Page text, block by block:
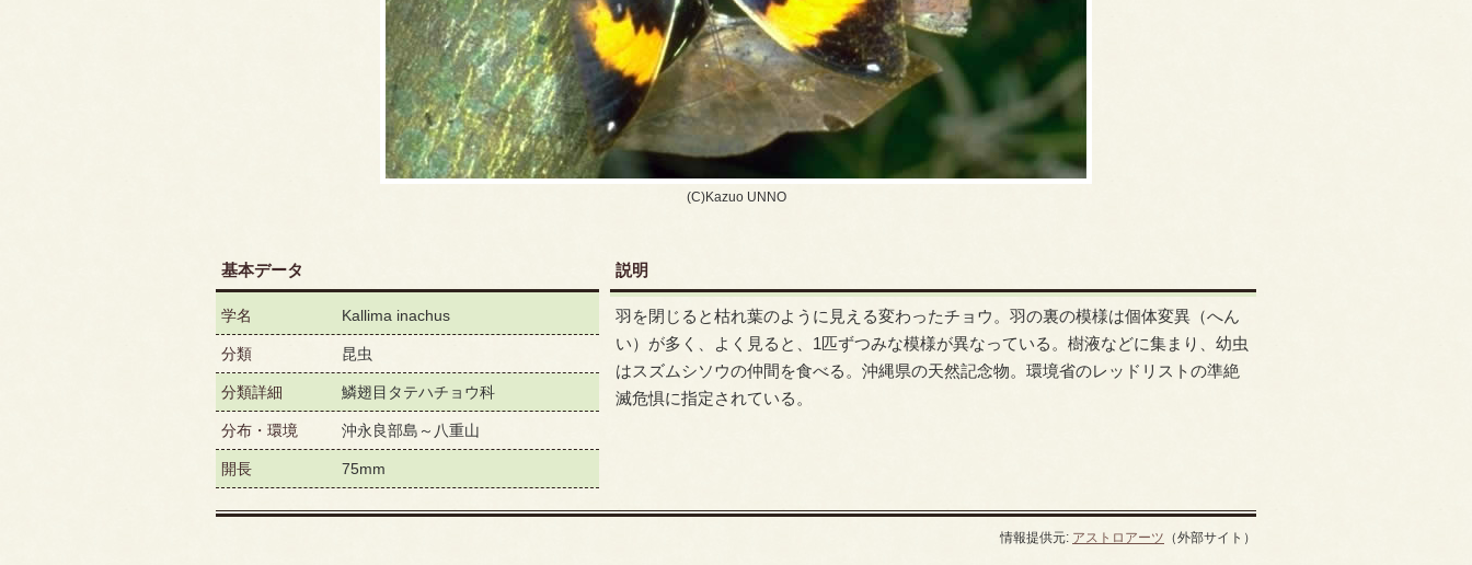
(C)Kazuo UNNO
基本データ
学名 Kallima inachus
分類 昆虫
分類詳細 鱗翅目タテハチョウ科
分布・環境 沖永良部島～八重山
開長 75mm
説明
羽を閉じると枯れ葉のように見える変わったチョウ。羽の裏の模様は個体変異（へん
い）が多く、よく見ると、1匹ずつみな模様が異なっている。樹液などに集まり、幼虫
はスズムシソウの仲間を食べる。沖縄県の天然記念物。環境省のレッドリストの準絶
滅危惧に指定されている。
情報提供元: アストロアーツ （外部サイト）